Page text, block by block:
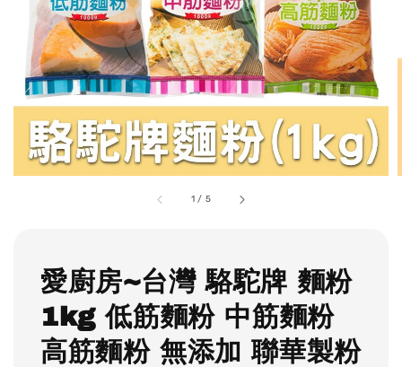
1 / 5
愛廚房~台灣 駱駝牌 麵粉
1kg 低筋麵粉 中筋麵粉
高筋麵粉 無添加 聯華製粉